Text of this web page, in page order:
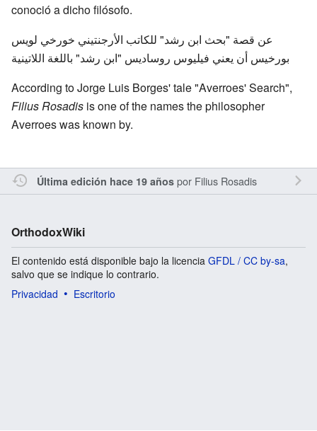
conoció a dicho filósofo.
عن قصة "بحث ابن رشد" للكاتب الأرجنتيني خورخي لويس
بورخيس أن يعني فيليوس روساديس "ابن رشد" باللغة اللاتينية
According to Jorge Luis Borges' tale "Averroes' Search",
Filius Rosadis is one of the names the philosopher
Averroes was known by.
Última edición hace 19 añospor Filius Rosadis
OrthodoxWiki
El contenido está disponible bajo la licencia GFDL / CC by-sa,
salvo que se indique lo contrario.
Privacidad
Escritorio